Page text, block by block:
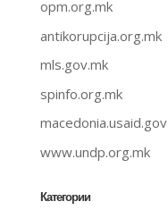
opm.org.mk
antikorupcija.org.mk
mls.gov.mk
spinfo.org.mk
macedonia.usaid.gov
www.undp.org.mk
Категории